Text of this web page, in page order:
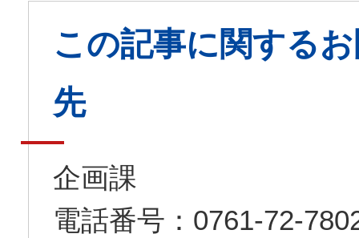
この記事に関する
先
企画課
電話番号：0761-72-